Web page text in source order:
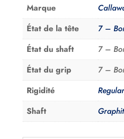
Marque
État de la tête
7 –
État du shaft
7 –
État du grip
7 –
Rigidité
Regular
Shaft